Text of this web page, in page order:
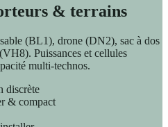
& terrains
(BL1), drone (DN2), sac à dos
Puissances et cellules
multi-technos.
discrète
& compact